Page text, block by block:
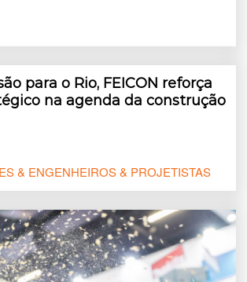
para o Rio, FEICON reforça
na agenda da construção
& ENGENHEIROS & PROJETISTAS